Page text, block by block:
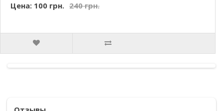
Цена: 100 грн. 240 грн.